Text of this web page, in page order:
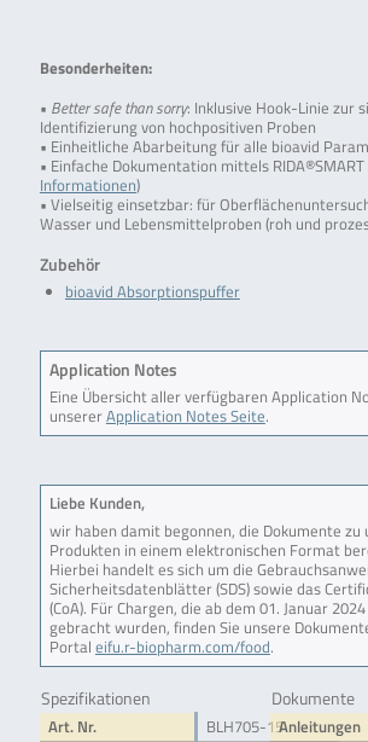
Besonderheiten:
• Better safe than sorry: Inklusive Hook-Linie zur
Identifizierung von hochpositiven Proben
• Einheitliche Abarbeitung für alle bioavid
• Einfache Dokumentation mittels
Informationen)
• Vielseitig einsetzbar: für
Wasser und Lebensmittelproben (roh und
Zubehör
bioavid Absorptionspuffer
Application Notes
Eine Übersicht aller verfügbaren Application
unsererApplication Notes Seite.
Liebe Kunden,
wir haben damit begonnen, die Dokumente zu
Produkten in einem elektronischen Format
Hierbei handelt es sich um die
Sicherheitsdatenblätter (SDS) sowie das
(CoA). Für Chargen, die ab dem 01. Januar
gebracht wurden, finden Sie unsere
Portal eifu.r-biopharm.com/food.
Spezifikationen
Art. Nr.
BLH705-15
Dokumente
Anleitungen